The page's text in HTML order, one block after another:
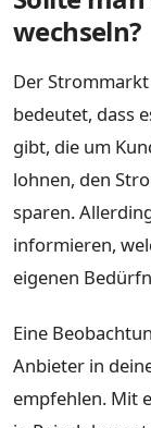
wechseln?
Der
bedeutet, dass
gibt, die um
lohnen, den
sparen.
informieren,
eigenen
Eine
Anbieter in
empfehlen. Mit